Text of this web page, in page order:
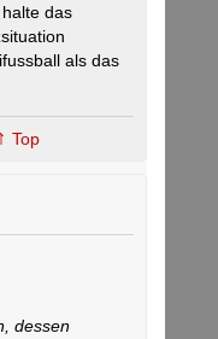
das
als das
Top
dessen